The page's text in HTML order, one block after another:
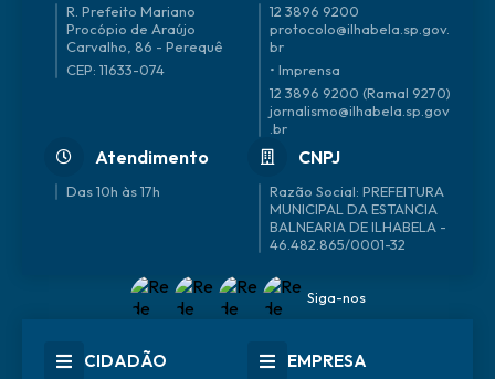
R. Prefeito Mariano
Procópio de Araújo
Carvalho, 86 - Perequê
CEP: 11633-074
12 3896 9200
protocolo@ilhabela.sp.gov.
br
• Imprensa
12 3896 9200 (Ramal 9270)
jornalismo@ilhabela.sp.gov
.br
Atendimento
Das 10h às 17h
CNPJ
46.482.865/0001-32
Siga-nos
CIDADÃO EMPRESA